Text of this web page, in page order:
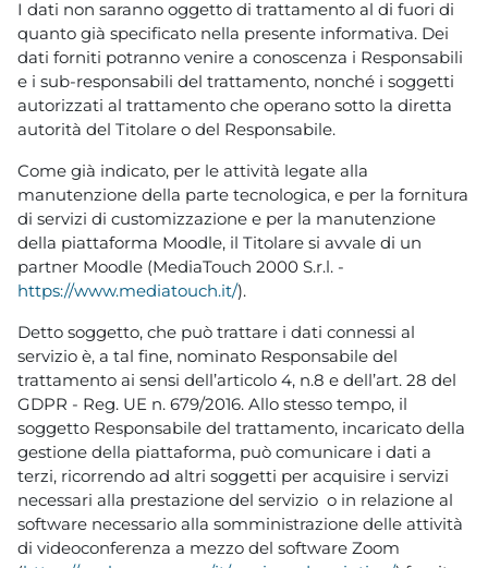
I dati non saranno oggetto di trattamento al di fuori di
quanto già specificato nella presente informativa. Dei
dati forniti potranno venire a conoscenza i Responsabili
e i sub-responsabili del trattamento, nonché i soggetti
autorizzati al trattamento che operano sotto la diretta
autorità del Titolare o del Responsabile.
Come già indicato, per le attività legate alla
manutenzione della parte tecnologica, e per la fornitura
di servizi di customizzazione e per la manutenzione
della piattaforma Moodle, il Titolare si avvale di un
partner Moodle (MediaTouch 2000 S.r.l. -
https://www.mediatouch.it/).
Detto soggetto, che può trattare i dati connessi al
servizio è, a tal fine, nominato Responsabile del
trattamento ai sensi dell’articolo 4, n.8 e dell’art. 28 del
GDPR - Reg. UE n. 679/2016. Allo stesso tempo, il
soggetto Responsabile del trattamento, incaricato della
gestione della piattaforma, può comunicare i dati a
terzi, ricorrendo ad altri soggetti per acquisire i servizi
necessari alla prestazione del servizio o in relazione al
software necessario alla somministrazione delle attività
di videoconferenza a mezzo del software Zoom